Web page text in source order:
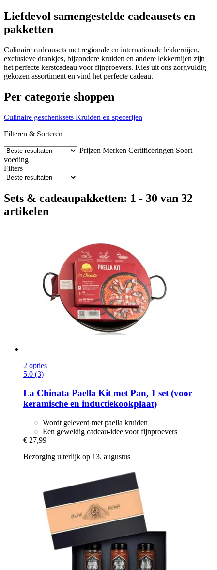
Liefdevol samengestelde cadeausets en -
pakketten
Culinaire cadeausets met regionale en internationale lekkernijen,
exclusieve drankjes, bijzondere kruiden en andere lekkernijen zijn
het perfecte kerstcadeau voor fijnproevers. Kies uit ons zorgvuldig
gekozen assortiment en vind het perfecte cadeau.
Per categorie shoppen
Culinaire geschenksets Kruiden en specerijen
Filteren & Sorteren
Prijzen Merken Certificeringen Soort
voeding
Filters
Sets & cadeaupakketten: 1 - 30 van 32
artikelen
2 opties
5.0 (3)
La Chinata Paella Kit met Pan, 1 set (voor
keramische en inductiekookplaat)
Wordt geleverd met paella kruiden
Een geweldig cadeau-idee voor fijnproevers
€ 27,99
Bezorging uiterlijk op 13. augustus